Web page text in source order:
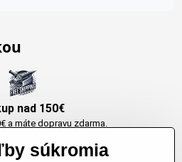
nad 150€
a máte dopravu zdarma.
súkromia